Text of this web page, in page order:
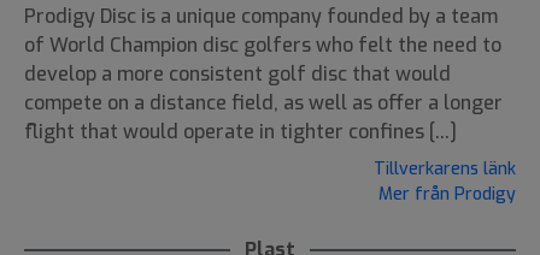
Prodigy Disc is a unique company founded by a team
of World Champion disc golfers who felt the need to
develop a more consistent golf disc that would
compete on a distance field, as well as offer a longer
flight that would operate in tighter confines [...]
Tillverkarens länk
Mer från Prodigy
Plast